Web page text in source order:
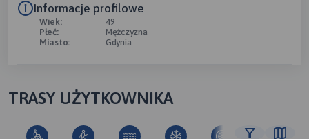
Informacje profilowe
Wiek:
49
Płeć:
Mężczyzna
Miasto:
Gdynia
TRASY UŻYTKOWNIKA